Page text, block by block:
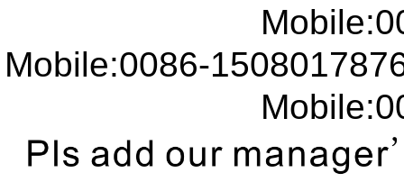
Mobile:0086-